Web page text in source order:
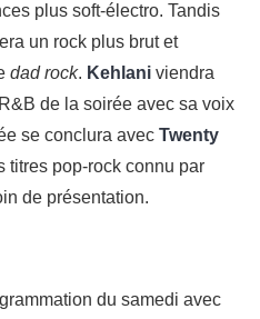
plus soft-électro. Tandis
un rock plus brut et
dad rock. Kehlani viendra
de la soirée avec sa voix
se conclura avec Twenty
titres pop-rock connu par
de présentation.
du samedi avec